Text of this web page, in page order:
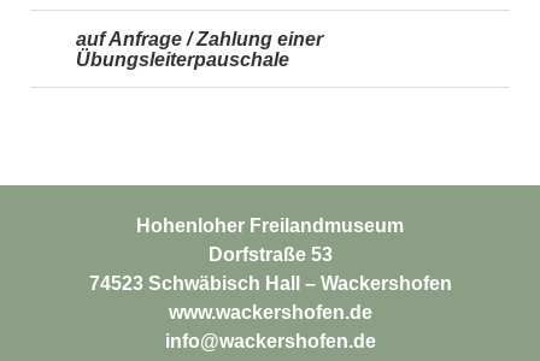
auf Anfrage / Zahlung einer
Übungsleiterpauschale
Hohenloher Freilandmuseum
Dorfstraße 53
74523 Schwäbisch Hall – Wackershofen
www.wackershofen.de
info@wackershofen.de